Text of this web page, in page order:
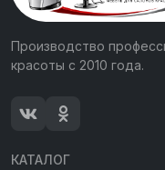
Производство
красоты с 2010 года.
КАТАЛОГ